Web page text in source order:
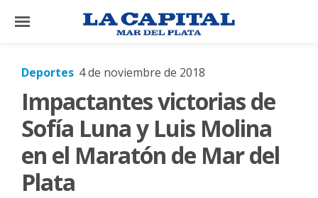
×
País
Mundo
La
Deportes 4 de noviembre de 2018
Impactantes victorias de
Sofía Luna y Luis Molina
en el Maratón de Mar del
Plata